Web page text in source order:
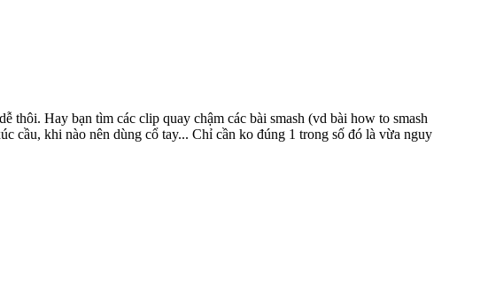
thôi. Hay bạn tìm các clip quay chậm các bài smash (vd bài how to smash
cầu, khi nào nên dùng cổ tay... Chỉ cần ko đúng 1 trong số đó là vừa nguy